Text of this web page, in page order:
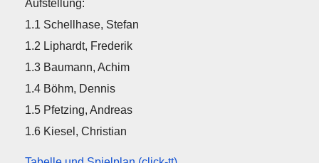
Aufstellung:
1.1 Schellhase, Stefan
1.2 Liphardt, Frederik
1.3 Baumann, Achim
1.4 Böhm, Dennis
1.5 Pfetzing, Andreas
1.6 Kiesel, Christian